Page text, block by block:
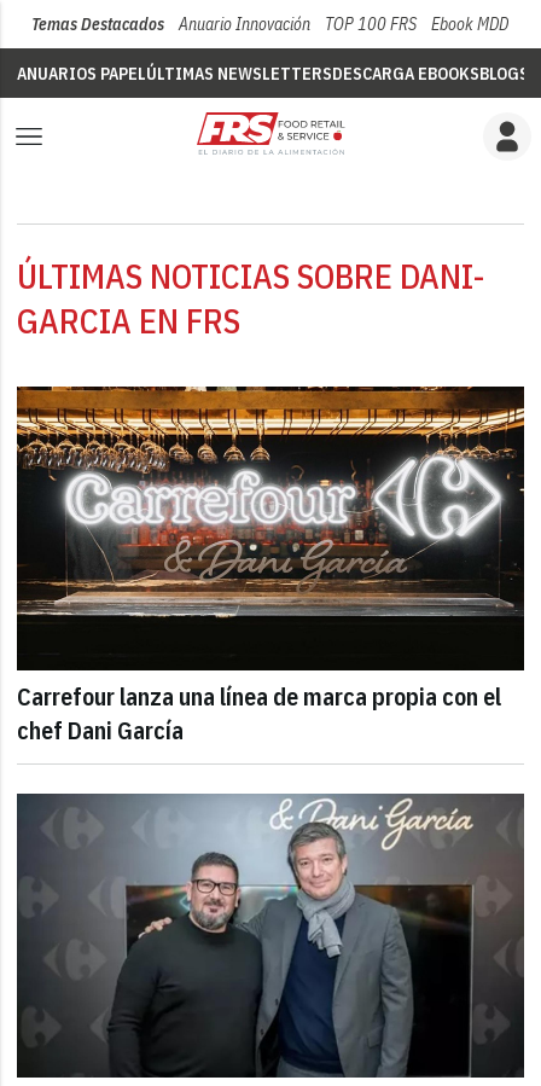
Temas Destacados Anuario Innovación TOP 100 FRS Ebook MDD
ANUARIOS PAPELÚLTIMAS NEWSLETTERSDESCARGA EBOOKSBLOGS
ÚLTIMAS NOTICIAS SOBRE DANI-
GARCIA EN FRS
Carrefour lanza una línea de marca propia con el
chef Dani García